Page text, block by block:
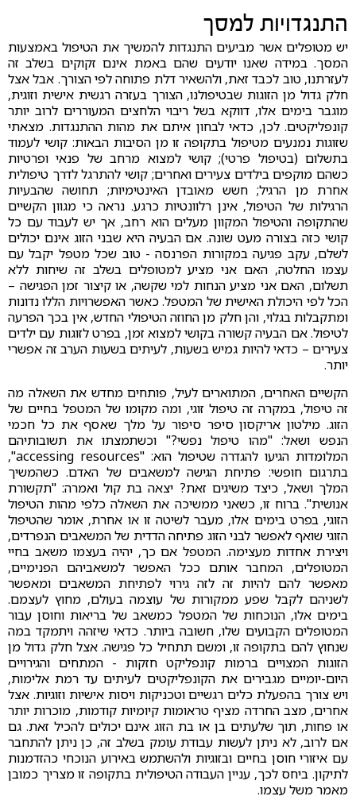
התנגדויות למסך
יש מטופלים אשר מביעים התנגדות להמשיך את הטיפול באמצעות
המסך. במידה שאנו יודעים שהם באמת אינם זקוקים בשלב זה
לעזרתנו, טוב לכבד זאת, ולהשאיר דלת פתוחה לפי הצורך. אבל אצל
חלק גדול מן הזוגות שבטיפולנו, הצורך בעזרה רגשית אישית וזוגית,
מוגבר בימים אלו, דווקא בשל ריבוי הלחצים המעוררים לרוב יותר
קונפליקטים. לכן, כדאי לבחון איתם את מהות ההתנגדות. מצאתי
שזוגות נמנעים מטיפול בתקופה זו מן הסיבות הבאות: קושי לעמוד
בתשלום (בטיפול פרטי); קושי למצוא מרחב של פנאי ופרטיות
כשהם מוקפים בילדים צעירים ואחרים; קושי להתרגל לדרך טיפולית
אחרת מן הרגיל; חשש מאובדן האינטימיות; תחושה שהבעיות
הרגילות של הטיפול, אינן רלוונטיות כרגע. נראה כי מגוון הקשיים
שהתקופה והטיפול המקוון מעלים הוא רחב, אך יש לעבוד עם כל
קושי כזה בצורה מעט שונה. אם הבעיה היא שבני הזוג אינם יכולים
לשלם, עקב פגיעה במקורות הפרנסה - טוב שכל מטפל יקבל עם
עצמו החלטה, האם אני מציע למטופלים בשלב זה שיחות ללא
תשלום, האם אני מציע הנחות למי שקשה, או קיצור זמן הפגישה –
הכל לפי היכולת האישית של המטפל. כאשר האפשרויות הללו נדונות
ומתקבלות בגלוי, והן חלק מן החוזה הטיפולי החדש, אין בכך הפרעה
לטיפול. אם הבעיה קשורה בקושי למצוא זמן, בפרט לזוגות עם ילדים
צעירים – כדאי להיות גמיש בשעות, לעיתים בשעות הערב זה אפשרי
יותר.
הקשיים האחרים, המתוארים לעיל, פותחים מחדש את השאלה מה
זה טיפול, במקרה זה טיפול זוגי, ומה מקומו של המטפל בחיים של
הזוג. מילטון אריקסון סיפר סיפור על מלך שאסף את כל חכמי
הנפש ושאל: "מהו טיפול נפשי?" וכשתמצתו את תשובותיהם
המלומדות הגיעו להגדרה שטיפול הוא: "accessing resources",
בתרגום חופשי: פתיחת הגישה למשאבים של האדם. כשהמשיך
המלך ושאל, כיצד משיגים זאת? יצאה בת קול ואמרה: "תקשורת
אנושית". ברוח זו, כשאני ממשיכה את השאלה כלפי מהות הטיפול
הזוגי, בפרט בימים אלו, מעבר לשיטה זו או אחרת, אומר שהטיפול
הזוגי שואף לאפשר לבני הזוג פתיחה הדדית של המשאבים הנפרדים,
ויצירת אחדות מעצימה. המטפל אם כך, יהיה בעצמו משאב בחיי
המטופלים, המחבר אותם ככל האפשר למשאביהם הפנימיים,
מאפשר להם להיות זה לזה גירוי לפתיחת המשאבים ומאפשר
לשניהם לקבל שפע ממקורות של עוצמה בעולם, מחוץ לעצמם.
בימים אלו, הנוכחות של המטפל כמשאב של בריאות וחוסן עבור
המטופלים הקבועים שלו, חשובה ביותר. כדאי שיזהה ויתמקד במה
שנחוץ להם בתקופה זו, ומשם תתחיל כל פגישה. אצל חלק גדול מן
הזוגות המצויים ברמות קונפליקט חזקות - המתחים והגירויים
היום-יומיים מגבירים את הקונפליקטים לעיתים עד רמת אלימות,
ויש צורך בהפעלת כלים רגשיים וטכניקות ויסות אישיות וזוגיות. אצל
אחרים, מצב החרדה מציף טראומות קיומיות קודמות, מוכרות יותר
או פחות, תוך שלעתים בן או בת הזוג אינם יכולים להכיל זאת. גם
אם לרוב, לא ניתן לעשות עבודת עומק בשלב זה, כן ניתן להתחבר
עם איזורי חוסן בחיים ובזוגיות ולהשתמש באירוע הנוכחי כהזדמנות
לתיקון. ביחס לכך, עניין העבודה הטיפולית בתקופה זו מצריך כמובן
מאמר משל עצמו.